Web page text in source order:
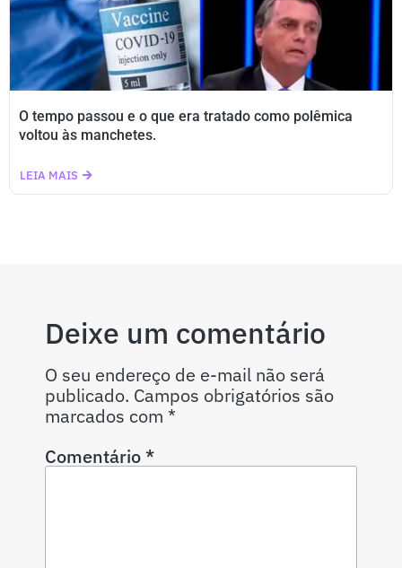
O tempo passou e o que era tratado como polêmica
voltou às manchetes.
LEIA MAIS
Deixe um comentário
O seu endereço de e-mail não será
publicado. Campos obrigatórios são
marcados com *
Comentário*